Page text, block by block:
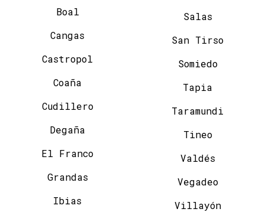
Boal
Cangas
Castropol
Coaña
Cudillero
Degaña
El Franco
Grandas
Ibias
Salas
San Tirso
Somiedo
Tapia
Taramundi
Tineo
Valdés
Vegadeo
Villayón